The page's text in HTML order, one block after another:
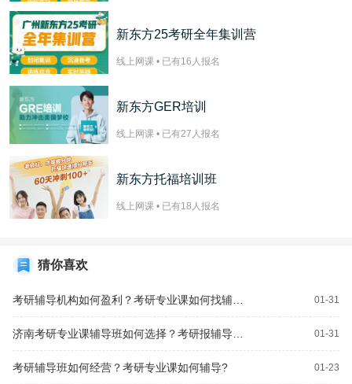
新东方25考研全年集训营
线上网课 • 已有16 人报名
新东方GER培训
线上网课 • 已有27 人报名
新东方托福培训班
线上网课 • 已有18 人报名
猜你喜欢
01-31
01-31
考研辅导班如何经营？考研专业课如何辅导? 01-23